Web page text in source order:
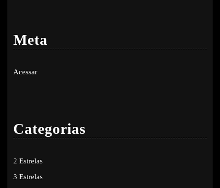
Meta
Acessar
Categorias
2 Estrelas
3 Estrelas